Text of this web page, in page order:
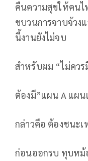
คืนความสุขให้คนไ
ขบวนการจาบจ้วง
นี้งานยังไม่จบ
สำหรับผม “ไม่ควร
ต้องมี”แผน A แผน
กล่าวคือ ต้องชนะ
ก่อนออกรบ ทุบหม้